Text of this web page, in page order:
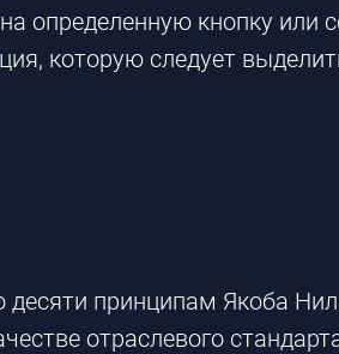
определенную кнопку или
которую следует
принципам Якоба
отраслевого